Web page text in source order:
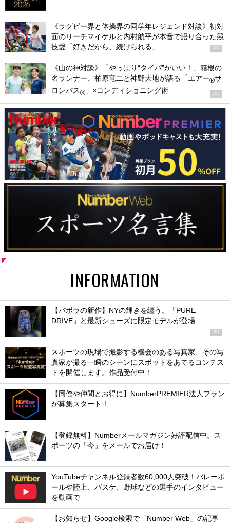
《ラグビー界と体操界の同学年レジェンド対談》初対
面のリーチマイケルと内村航平が本音で語り合った競
技愛「好きだから、続けられる」
PR
《山の神対談》「やっぱり“タイパ”がいい！」箱根の
名ランナー、柏原竜二と神野大地が語る「エアー®サ
ロンパス® 」×コンディショニング術 PR
INFORMATION
【バボラの新作】NYの輝きを纏う。「PURE
DRIVE」と最新シューズに限定モデルが登場
PR
スポーツの現場で撮影する機会のある写真家、その写
真家が撮る一瞬のシーンにスポットをあてるコンテス
トを開催します。作品受付中！
【同僚や仲間とお得に】NumberPREMIER法人プラン
が募集スタート！
【登録無料】Numberメールマガジン好評配信中。ス
ポーツの「今」をメールでお届け！
YouTubeチャンネル登録者数60,000人突破！バレーボ
ールや陸上、バスケ、野球などの選手のインタビュー
を動画で
【お知らせ】Google検索で「Number Web」の記事